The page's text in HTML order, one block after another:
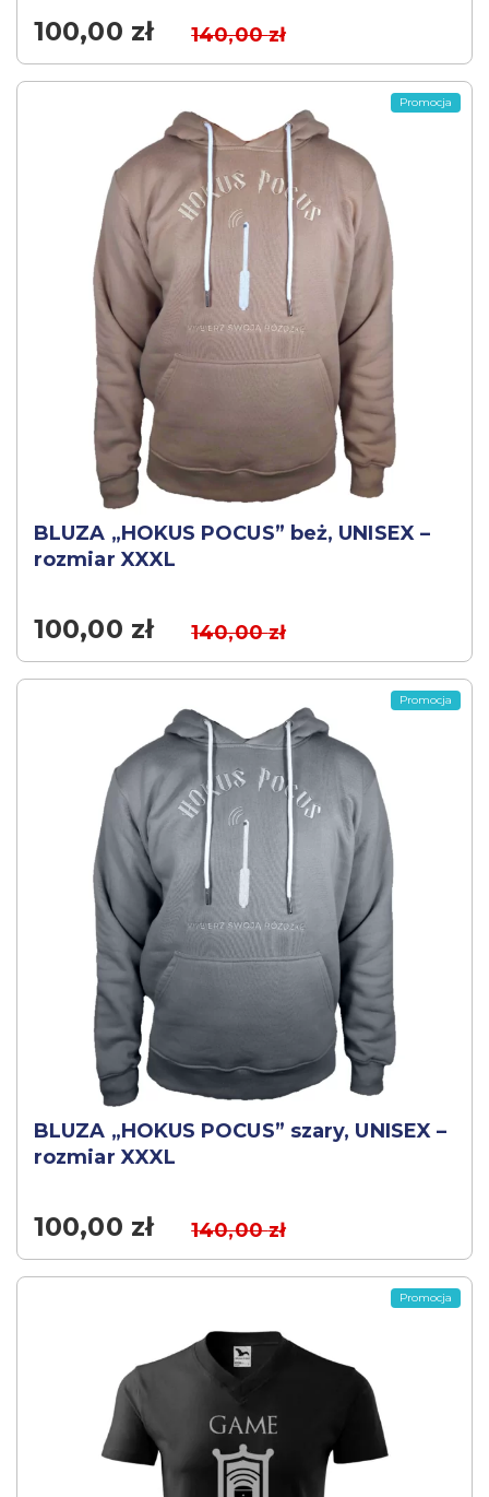
100,00 zł 140,00zł
BLUZA „HOKUS POCUS” beż, UNISEX –
rozmiar XXXL
Promocja
100,00 zł 140,00zł
BLUZA „HOKUS POCUS” szary, UNISEX –
rozmiar XXXL
Promocja
100,00 zł 140,00zł
Promocja